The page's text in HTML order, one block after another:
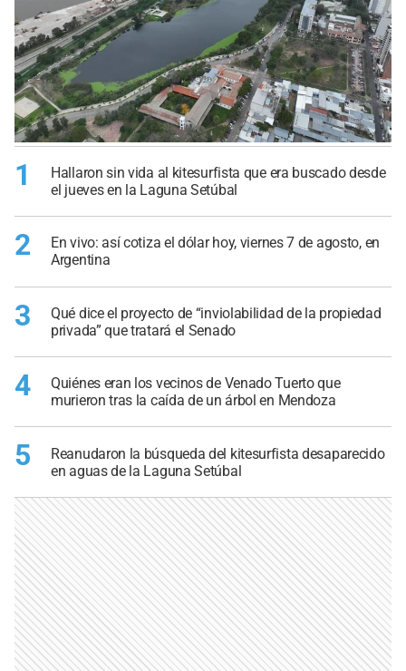
1
Hallaron sin vida al kitesurfista que era buscado desde
el jueves en la Laguna Setúbal
2
En vivo: así cotiza el dólar hoy, viernes 7 de agosto, en
Argentina
3
Qué dice el proyecto de “inviolabilidad de la propiedad
privada” que tratará el Senado
4
Quiénes eran los vecinos de Venado Tuerto que
murieron tras la caída de un árbol en Mendoza
5
Reanudaron la búsqueda del kitesurfista desaparecido
en aguas de la Laguna Setúbal